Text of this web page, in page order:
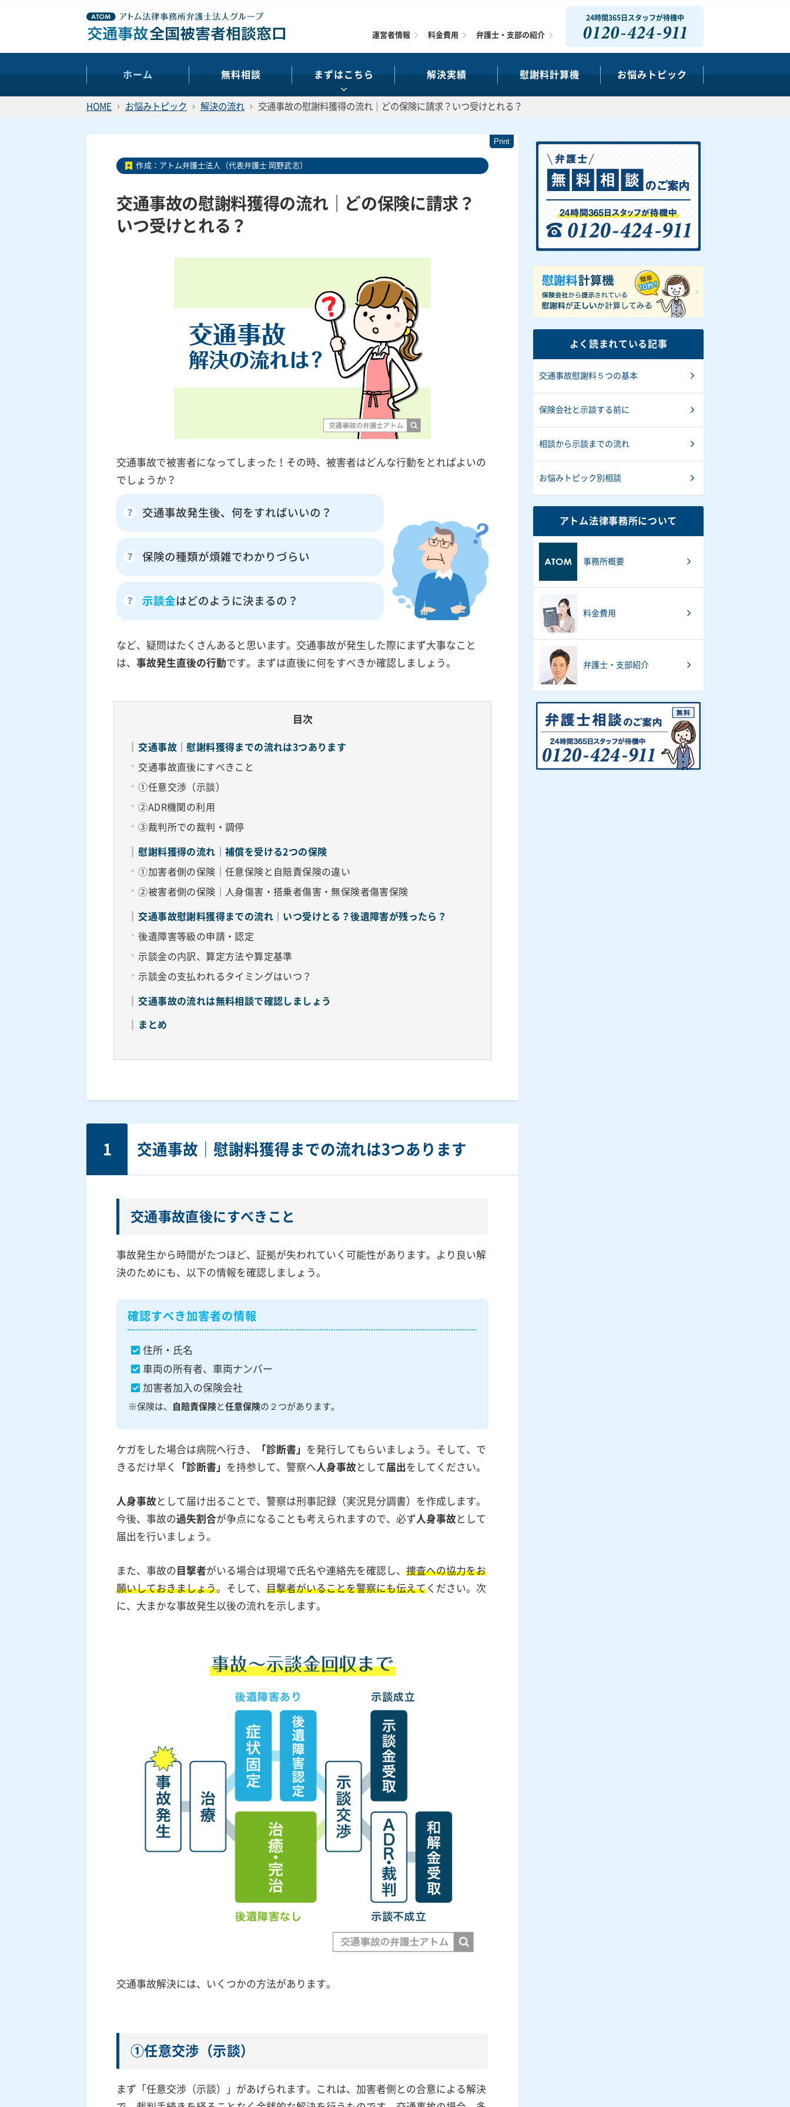
24時間365日スタッフが待機中
0120-424-911
ホーム 無料相談 まずはこちら 解決実績 慰謝料計算機 お悩みトピック
運営者情報 料金費用 弁護士・支部の紹介
HOME お悩みトピック 解決の流れ 交通事故の慰謝料獲得の流れ｜どの保険に請求？いつ受けとれる？
作成： アトム弁護士法人（代表弁護士 岡野武志）
交通事故の慰謝料獲得の流れ｜どの保険に請求？
いつ受けとれる？
交通事故で被害者になってしまった！その時、被害者はどんな行動をとればよいの
でしょうか？
交通事故発生後、何をすればいいの？
保険の種類が煩雑でわかりづらい
示談金はどのように決まるの？
など、疑問はたくさんあると思います。交通事故が発生した際にまず大事なこと
は、事故発生直後の行動です。まずは直後に何をすべきか確認しましょう。
目次
交通事故｜慰謝料獲得までの流れは3つあります
交通事故直後にすべきこと
①任意交渉（示談）
②ADR機関の利用
③裁判所での裁判・調停
慰謝料獲得の流れ｜補償を受ける2つの保険
①加害者側の保険｜任意保険と自賠責保険の違い
②被害者側の保険｜人身傷害・搭乗者傷害・無保険者傷害保険
交通事故慰謝料獲得までの流れ｜いつ受けとる？後遺障害が残ったら？
後遺障害等級の申請・認定
示談金の内訳、算定方法や算定基準
示談金の支払われるタイミングはいつ？
交通事故の流れは無料相談で確認しましょう
まとめ
1 交通事故｜慰謝料獲得までの流れは3つあります
交通事故直後にすべきこと
事故発生から時間がたつほど、証拠が失われていく可能性があります。より良い解
決のためにも、以下の情報を確認しましょう。
確認すべき加害者の情報
住所・氏名
車両の所有者、車両ナンバー
加害者加入の保険会社
※保険は、 自賠責保険と任意保険の２つがあります。
ケガをした場合は病院へ行き、 「診断書」 を発行してもらいましょう。そして、で
きるだけ早く
「診断書」 を持参して、警察へ 人身事故として届出をしてください。
人身事故として届け出ることで、警察は刑事記録（実況見分調書）を作成します。
今後、事故の過失割合が争点になることも考えられますので、必ず 人身事故として
届出を行いましょう。
また、事故の 目撃者がいる場合は現場で氏名や連絡先を確認し、捜査への協力をお
願いしておきましょう。そして、目撃者がいることを警察にも伝えてください。次
に、大まかな事故発生以後の流れを示します。
交通事故解決には、いくつかの方法があります。
①任意交渉（示談）
まず「任意交渉（示談）」があげられます。これは、加害者側との合意による解決
よく読まれている記事
交通事故慰謝料５つの基本
保険会社と示談する前に
相談から示談までの流れ
お悩みトピック別相談
アトム法律事務所について
事務所概要
料金費用
弁護士・支部紹介